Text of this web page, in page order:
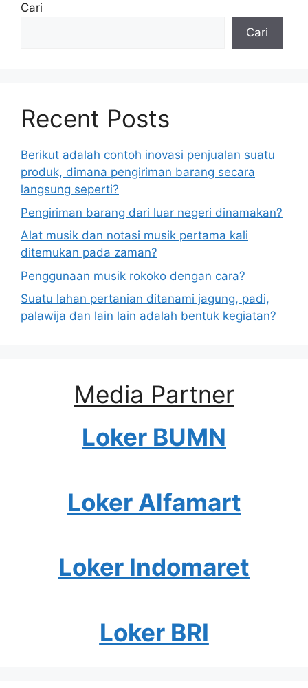
Cari
Cari
Recent Posts
Berikut adalah contoh inovasi penjualan suatu
produk, dimana pengiriman barang secara
langsung seperti?
Pengiriman barang dari luar negeri dinamakan?
Alat musik dan notasi musik pertama kali
ditemukan pada zaman?
Penggunaan musik rokoko dengan cara?
Suatu lahan pertanian ditanami jagung, padi,
palawija dan lain lain adalah bentuk kegiatan?
Media Partner
Loker BUMN
Loker Alfamart
Loker Indomaret
Loker BRI